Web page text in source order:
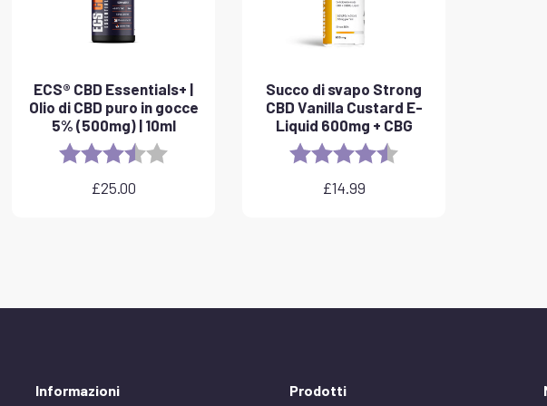
ECS® CBD Essentials+ |
Olio di CBD puro in gocce
5% (500mg) | 10ml
Rating:
£25.00
Succo di svapo Strong
CBD Vanilla Custard E-
Liquid 600mg + CBG
Rating:
£14.99
Informazioni
Prodotti